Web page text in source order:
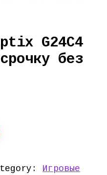
G24C4
без
Игровые